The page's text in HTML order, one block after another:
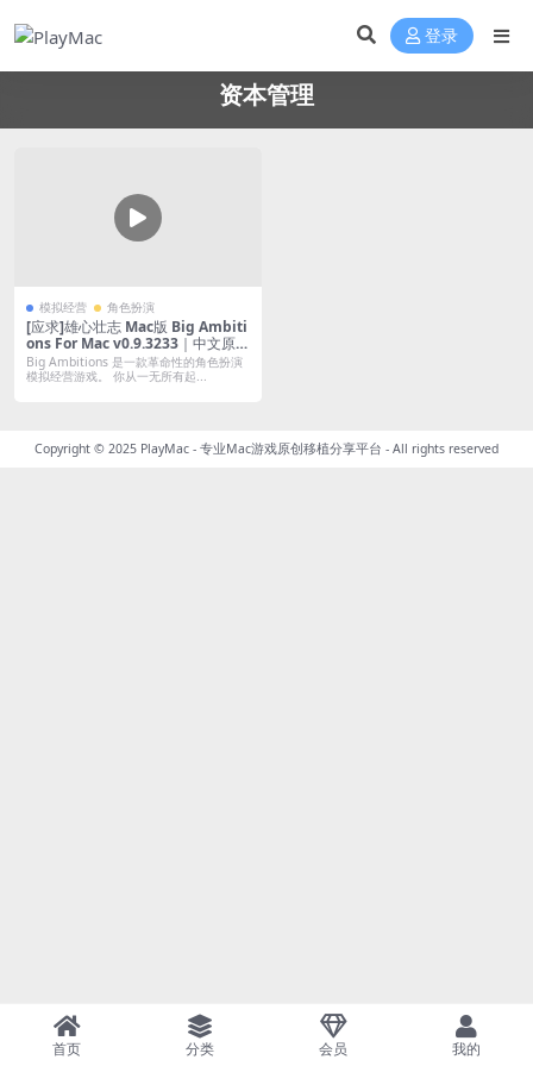
登录
资本管理
模拟经营 角色扮演
[应求]雄心壮志 Mac版 Big Ambiti
ons For Mac v0.9.3233｜中文原生
版｜从一无所有干到世界首富
Big Ambitions 是一款革命性的角色扮演
模拟经营游戏。 你从一无所有起...
Copyright © 2025 PlayMac - 专业Mac游戏原创移植分享平台 - All rights reserved
首页 分类 会员 我的